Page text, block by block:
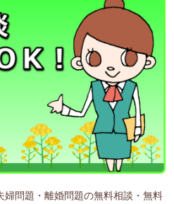
婦問題・離婚問題の無料相談・無料